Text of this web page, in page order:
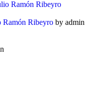
Ramón Ribeyro by admin